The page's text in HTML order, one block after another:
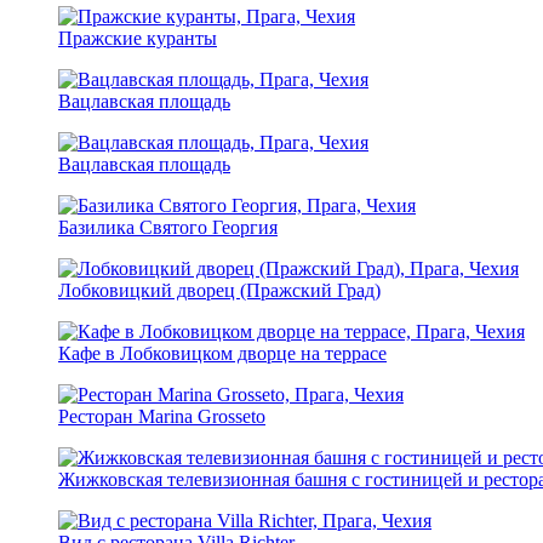
Пражские куранты
Вацлавская площадь
Вацлавская площадь
Базилика Святого Георгия
Лобковицкий дворец (Пражский Град)
Кафе в Лобковицком дворце на террасе
Ресторан Marina Grosseto
Жижковская телевизионная башня с гостиницей и